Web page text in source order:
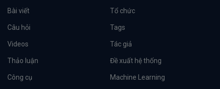
Bài viết Tổ chức
Câu hỏi Tags
Videos Tác giả
Thảo luận Đề xuất hệ thống
Công cụ Machine Learning